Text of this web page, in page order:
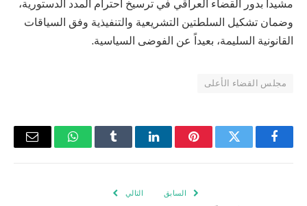
مشيداً بدور القضاء العراقي في ترسيخ احترام المدد الدستورية،
وضمان تشكيل السلطتين التشريعية والتنفيذية وفق السياقات
القانونية السليمة، بعيداً عن الفوضى السياسية.
مجلس القضاء الأعلى
فيسبوكتويتر بينتيريستلينكدإن Tumblr واتسابالبريد
السابق التالي